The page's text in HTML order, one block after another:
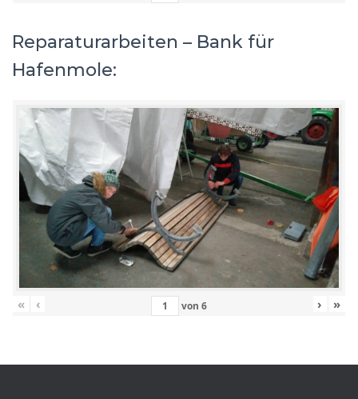
Reparaturarbeiten – Bank für
Hafenmole:
« ‹ von 6 › »